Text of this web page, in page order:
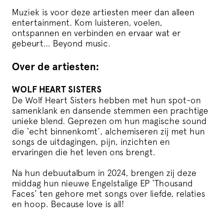
Muziek is voor deze artiesten meer dan alleen
entertainment. Kom luisteren, voelen,
ontspannen en verbinden en ervaar wat er
gebeurt… Beyond music.
Over de artiesten:
WOLF HEART SISTERS
De Wolf Heart Sisters hebben met hun spot-on
samenklank en dansende stemmen een prachtige
unieke blend. Geprezen om hun magische sound
die ‘echt binnenkomt’, alchemiseren zij met hun
songs de uitdagingen, pijn, inzichten en
ervaringen die het leven ons brengt.
Na hun debuutalbum in 2024, brengen zij deze
middag hun nieuwe Engelstalige EP ‘Thousand
Faces’ ten gehore met songs over liefde, relaties
en hoop. Because love is all!